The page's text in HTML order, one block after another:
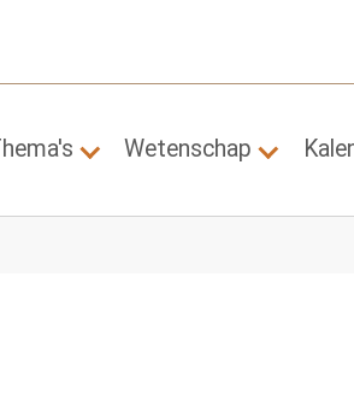
for "Taken"
Submenu for "Thema's"
Wetenschap